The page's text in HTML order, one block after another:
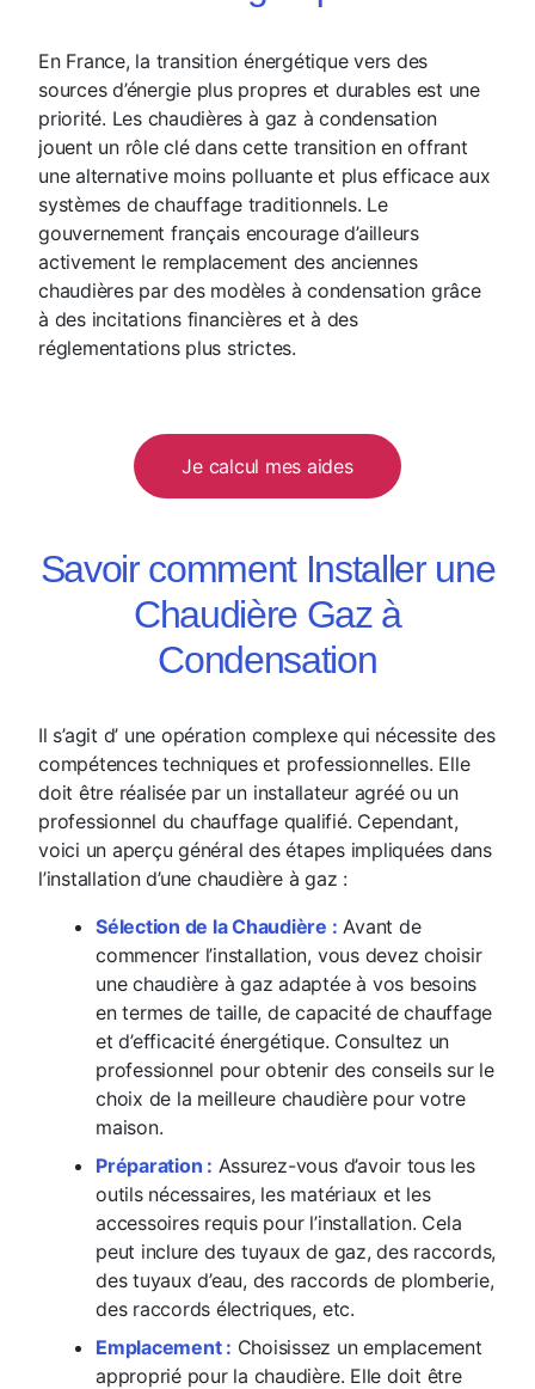
En France, la transition énergétique vers des
sources d’énergie plus propres et durables est une
priorité. Les chaudières à gaz à condensation
jouent un rôle clé dans cette transition en offrant
une alternative moins polluante et plus efficace aux
systèmes de chauffage traditionnels. Le
gouvernement français encourage d’ailleurs
activement le remplacement des anciennes
chaudières par des modèles à condensation grâce
à des incitations financières et à des
réglementations plus strictes.
Je calcul mes aides
Savoir comment Installer une
Chaudière Gaz à
Condensation
Il s’agit d’ une opération complexe qui nécessite des
compétences techniques et professionnelles. Elle
doit être réalisée par un installateur agréé ou un
professionnel du chauffage qualifié. Cependant,
voici un aperçu général des étapes impliquées dans
l’installation d’une chaudière à gaz :
Sélection de la Chaudière : Avant de
commencer l’installation, vous devez choisir
une chaudière à gaz adaptée à vos besoins
en termes de taille, de capacité de chauffage
et d’efficacité énergétique. Consultez un
professionnel pour obtenir des conseils sur le
choix de la meilleure chaudière pour votre
maison.
Préparation : Assurez-vous d’avoir tous les
outils nécessaires, les matériaux et les
accessoires requis pour l’installation. Cela
peut inclure des tuyaux de gaz, des raccords,
des tuyaux d’eau, des raccords de plomberie,
des raccords électriques, etc.
Emplacement : Choisissez un emplacement
approprié pour la chaudière. Elle doit être